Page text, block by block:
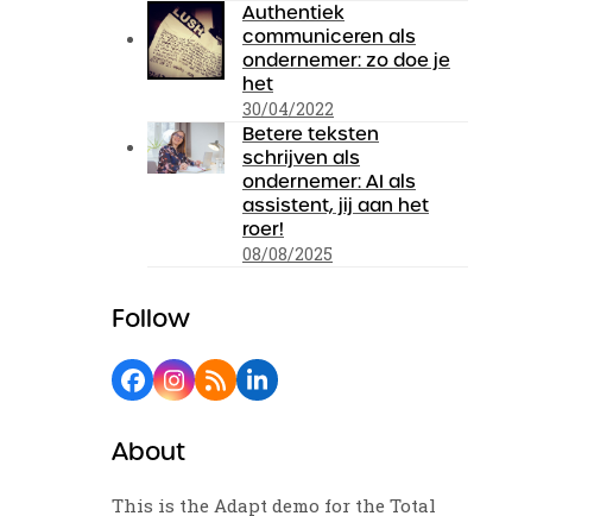
Authentiek
communiceren als
ondernemer: zo doe je
het
30/04/2022
Betere teksten
schrijven als
ondernemer: AI als
assistent, jij aan het
roer!
08/08/2025
Follow
Facebook
Instagram
RSSLinkedIn
About
This is the Adapt demo for the Total